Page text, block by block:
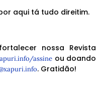
aqui tá tudo direitim.
nossa Revista
assine ou doando
. Gratidão!